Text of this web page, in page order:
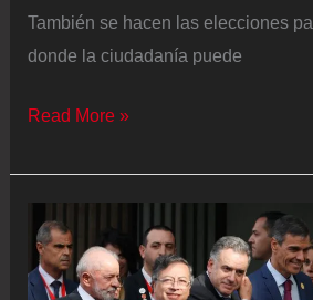
También se hacen las elecciones
donde la ciudadanía puede
Elecciones
en
2025,
en
Read More »